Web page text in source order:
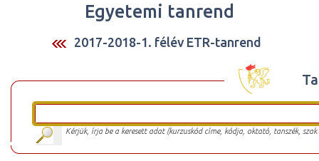
Egyetemi tanrend
2017-2018-1. félév ETR-tanrend
Kérjük, írja be a keresett adat (kurzuskód címe, kódja, oktató, tanszék,